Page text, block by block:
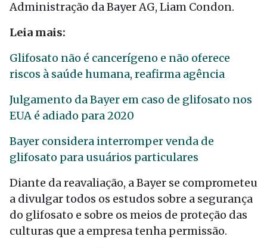
Administração da Bayer AG, Liam Condon.
Leia mais:
Glifosato não é cancerígeno e não oferece
riscos à saúde humana, reafirma agência
Julgamento da Bayer em caso de glifosato nos
EUA é adiado para 2020
Bayer considera interromper venda de
glifosato para usuários particulares
Diante da reavaliação, a Bayer se comprometeu
a divulgar todos os estudos sobre a segurança
do glifosato e sobre os meios de proteção das
culturas que a empresa tenha permissão.